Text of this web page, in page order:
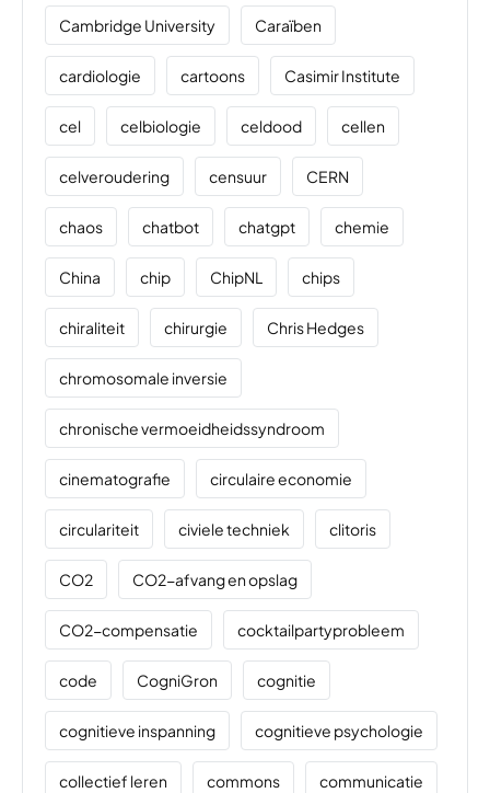
Cambridge University Caraïben
cardiologie cartoons Casimir Institute
cel celbiologie celdood cellen
celveroudering censuur CERN
chaos chatbot chatgpt chemie
China chip ChipNL chips
chiraliteit chirurgie Chris Hedges
chromosomale inversie
chronische vermoeidheidssyndroom
cinematografie circulaire economie
circulariteit civiele techniek clitoris
CO2 CO2-afvang en opslag
CO2-compensatie cocktailpartyprobleem
code CogniGron cognitie
cognitieve inspanning cognitieve psychologie
collectief leren commons communicatie